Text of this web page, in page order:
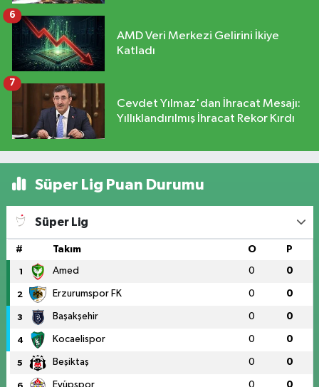
AMD Veri Merkezi Gelirini İkiye
Katladı
6
Cevdet Yılmaz'dan İhracat Mesajı:
Yıllıklandırılmış İhracat Rekor Kırdı
7
Süper Lig Puan Durumu
Süper Lig
# Takım O P
1 Amed 0 0
2 Erzurumspor FK 0 0
3 Başakşehir 0 0
4 Kocaelispor 0 0
5 Beşiktaş 0 0
Eyüpspor 0 0